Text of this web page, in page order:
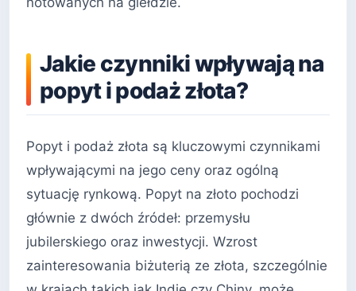
Jakie czynniki wpływają na
popyt i podaż złota?
Popyt i podaż złota są kluczowymi czynnikami
wpływającymi na jego ceny oraz ogólną
sytuację rynkową. Popyt na złoto pochodzi
głównie z dwóch źródeł: przemysłu
jubilerskiego oraz inwestycji. Wzrost
zainteresowania biżuterią ze złota, szczególnie